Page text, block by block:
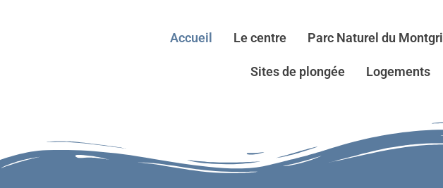
Accueil Le centre Parc Naturel du Montgri
Sites de plongée Logements